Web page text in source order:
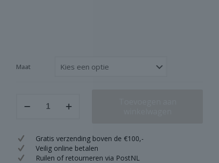
Maat
hanglamp
Gratis verzending boven de €100,-
Veilig online betalen
Ruilen of retourneren via PostNL